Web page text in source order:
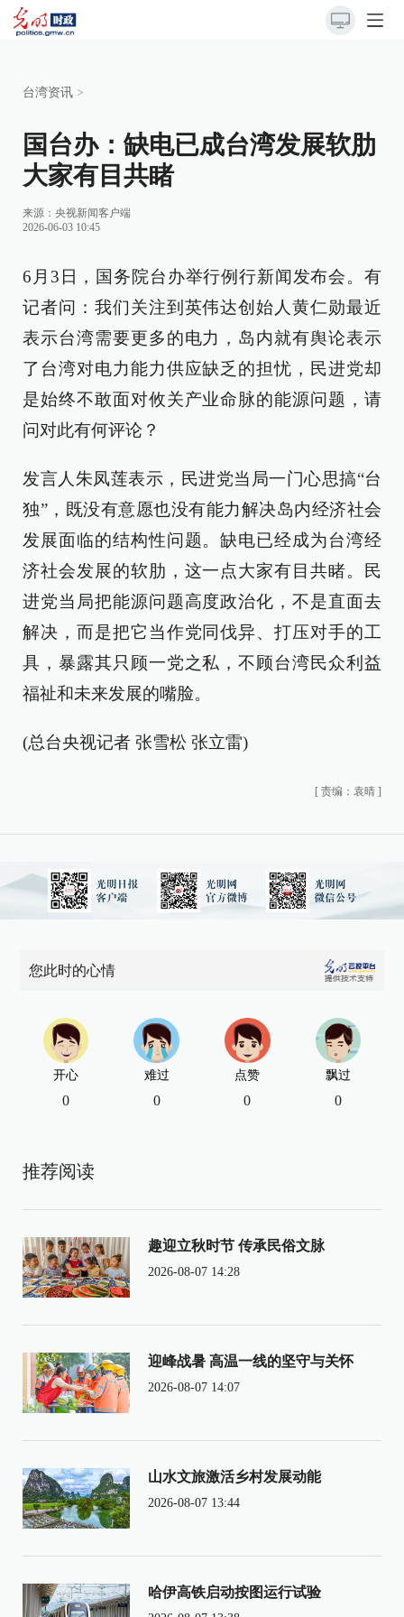
台湾资讯 >
国台办：缺电已成台湾发展软肋
大家有目共睹
来源： 央视新闻客户端
2026-06-03 10:45
6月3日，国务院台办举行例行新闻发布会。有
记者问：我们关注到英伟达创始人黄仁勋最近
表示台湾需要更多的电力，岛内就有舆论表示
了台湾对电力能力供应缺乏的担忧，民进党却
是始终不敢面对攸关产业命脉的能源问题，请
问对此有何评论？
发言人朱凤莲表示，民进党当局一门心思搞“台
独”，既没有意愿也没有能力解决岛内经济社会
发展面临的结构性问题。缺电已经成为台湾经
济社会发展的软肋，这一点大家有目共睹。民
进党当局把能源问题高度政治化，不是直面去
解决，而是把它当作党同伐异、打压对手的工
具，暴露其只顾一党之私，不顾台湾民众利益
福祉和未来发展的嘴脸。
(总台央视记者 张雪松 张立雷)
[ 责编：袁晴 ]
您此时的心情
开心
0
难过
0
点赞
0
飘过
0
推荐阅读
趣迎立秋时节 传承民俗文脉
2026-08-07 14:28
迎峰战暑 高温一线的坚守与关怀
2026-08-07 14:07
山水文旅激活乡村发展动能
2026-08-07 13:44
哈伊高铁启动按图运行试验